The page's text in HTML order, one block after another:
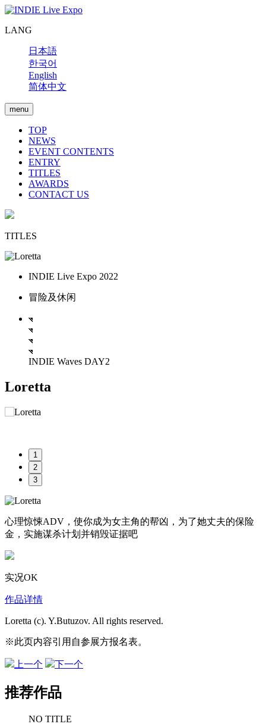
LANG
日本語
한국어
English
简体中文
menu
TOP
NEWS
EVENT CONTENTS
ENTRY
TITLES
AWARDS
CONTACT US
TITLES
INDIE Live Expo 2022
冒险及休闲
INDIE Waves DAY2
Loretta
1
2
3
心理惊悚ADV，使你成为女主角的帮凶，为了她丈夫的保险
金，实施谋杀计划并销毁证据吧
实况OK
作品详情
Loretta (c). Y.Butuzov. All rights reserved.
※此页内容引用自参展方报名表。
上一个 下一个
推荐作品
NO TITLE